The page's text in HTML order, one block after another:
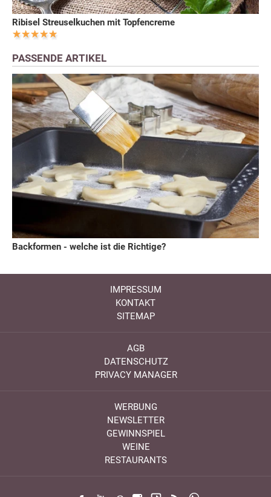
Ribisel Streuselkuchen mit Topfencreme
PASSENDE ARTIKEL
Backformen - welche ist die Richtige?
IMPRESSUM
KONTAKT
SITEMAP
AGB
DATENSCHUTZ
PRIVACY MANAGER
WERBUNG
NEWSLETTER
GEWINNSPIEL
WEINE
RESTAURANTS